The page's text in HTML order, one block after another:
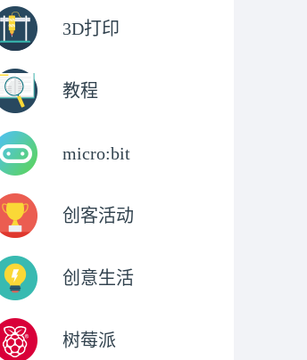
3D打印
教程
micro:bit
创客活动
创意生活
树莓派